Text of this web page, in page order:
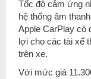
Tốc độ cảm ứng
hệ thống âm
Apple CarPlay có
lợi cho các tài xế
trên xe.
Với mức giá